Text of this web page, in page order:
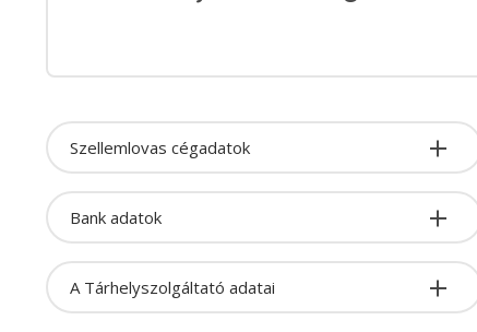
Szellemlovas cégadatok
Bank adatok
A Tárhelyszolgáltató adatai